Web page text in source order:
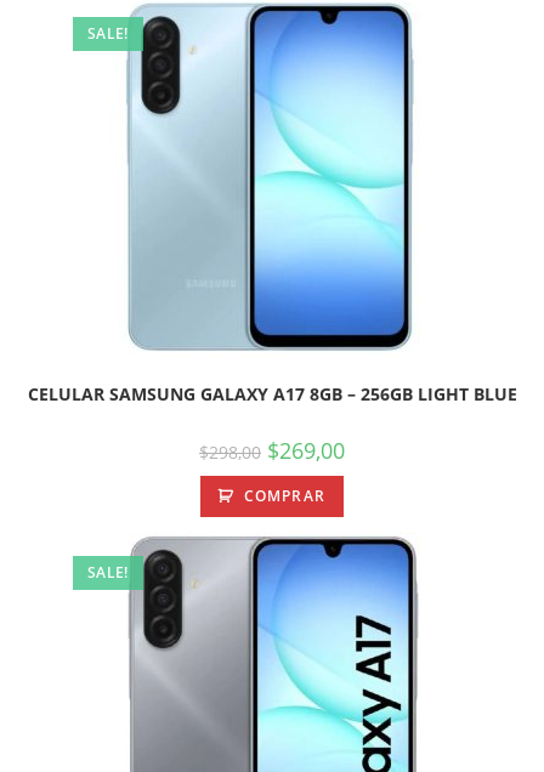
SALE!
CELULAR SAMSUNG GALAXY A17 8GB – 256GB LIGHT BLUE
$298,00 $269,00
COMPRAR
SALE!